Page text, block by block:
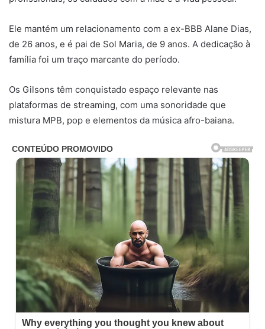
Ele mantém um relacionamento com a ex-BBB Alane Dias,
de 26 anos, e é pai de Sol Maria, de 9 anos. A dedicação à
família foi um traço marcante do período.
Os Gilsons têm conquistado espaço relevante nas
plataformas de streaming, com uma sonoridade que
mistura MPB, pop e elementos da música afro-baiana.